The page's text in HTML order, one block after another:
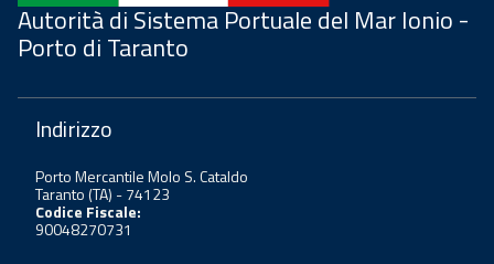
Autorità di Sistema Portuale del Mar Ionio -
Porto di Taranto
Indirizzo
Porto Mercantile Molo S. Cataldo
Taranto (TA) - 74123
Codice Fiscale:
90048270731